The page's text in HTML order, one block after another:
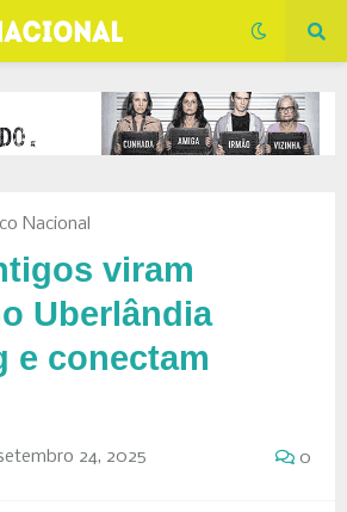
Nacional
viram
Uberlândia
e conectam
24, 2025 0